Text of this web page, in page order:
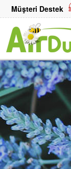
Müşteri Destek
ENGLISH